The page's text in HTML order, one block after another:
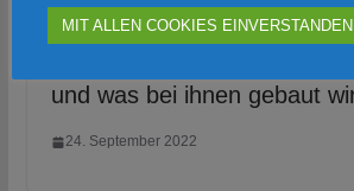
und was bei ihnen gebaut
24. September 2022
MIT ALLEN COOKIES EINVERSTANDEN